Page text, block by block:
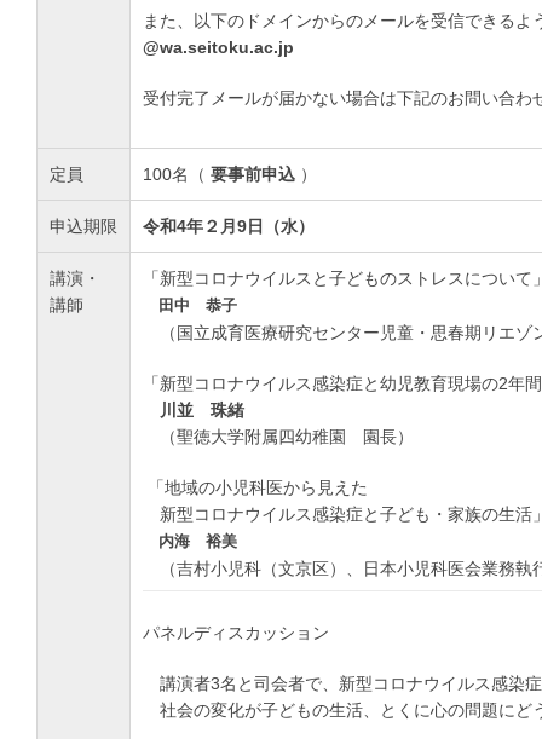
また、以下のドメインからのメールを受信できるよ
@wa.seitoku.ac.jp
受付完了メールが届かない場合は下記のお問い合わ
定員 100名（ 要事前申込 ）
申込期限 令和4年２月9日（水）
講演・
講師
「新型コロナウイルスと子どものストレスについて
田中 恭子
（国立成育医療研究センター児童・思春期リエゾ
「新型コロナウイルス感染症と幼児教育現場の2年
川並 珠緒
（聖徳大学附属四幼稚園 園長）
「地域の小児科医から見えた
新型コロナウイルス感染症と子ども・家族の生活
内海 裕美
（吉村小児科（文京区）、日本小児科医会業務執
パネルディスカッション
講演者3名と司会者で、新型コロナウイルス感染
社会の変化が子どもの生活、とくに心の問題にど